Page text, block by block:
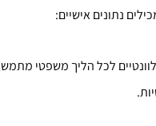
נתונים אישיים:
לכל הליך משפטי
.